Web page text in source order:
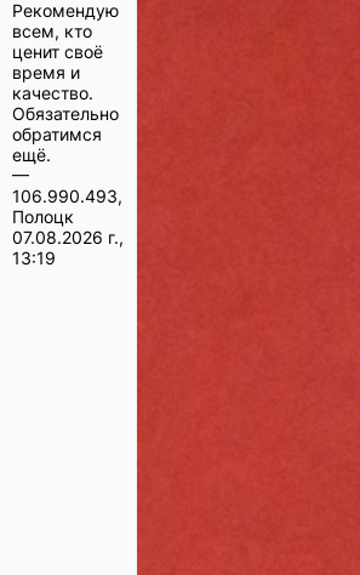
Рекомендую
всем, кто
ценит своё
время и
качество.
Обязательно
обратимся
ещё.
—
106.990.493,
Полоцк
07.08.2026 г.,
13:19